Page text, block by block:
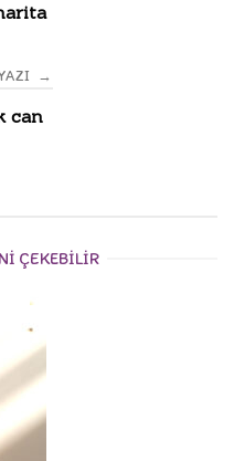
→
can
ÇEKEBILIR